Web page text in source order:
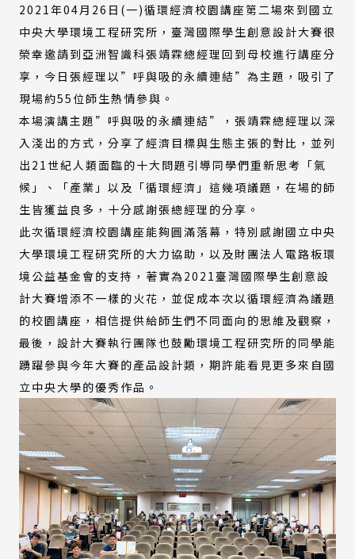
2021年04月26日(一)循環經濟校園講座第二場來到國立
中央大學環境工程研究所，臺灣國際學生創意設計大賽很
榮幸邀請到亞洲智識科張靖霖總經理回到母校進行講座分
享，今日張經理以”呼與吸的永續連結”為主題，吸引了
現場約55位師生熱情參與。
本場演講主題”呼與吸的永續連結”，張靖霖總經理以深
入淺出的方式，分享了經濟目標與生態主張的對比，並列
出21世紀人類面臨的十大問題引導同學們重新思考「氣
候」、「產業」以及「循環經濟」這幾項議題，在場的師
生皆獲益良多，十分感謝張總經理的分享。
此次循環經濟校園講座能夠圓滿落幕，特別感謝國立中央
大學環境工程研究所的大力協助，以及財團法人電路板環
境公益基金會的支持，著實為2021臺灣國際學生創意設
計大賽增添不一樣的火花，並促成本次以循環經濟為議題
的校園講座，相信提供給師生們不同面向的思維及觀察，
最後，設計大賽執行團隊也鼓勵環境工程研究所的同學能
踴躍參與今年大賽的產品設計類，期許能看見更多來自國
立中央大學的優秀作品。